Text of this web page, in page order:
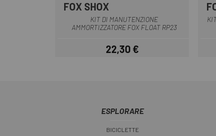
FOX SHOX
KIT DI MANUTENZIONE
AMMORTIZZATORE FOX FLOAT RP23
Prezzo
22,30 €
ESPLORARE
BICICLETTE